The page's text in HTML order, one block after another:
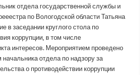
отдела государственной службы и
по Вологодской области Татьяна
в заседании круглого стола по
коррупции, в том числе
интересов. Мероприятием проведено
отдела по надзору за
о противодействии коррупции